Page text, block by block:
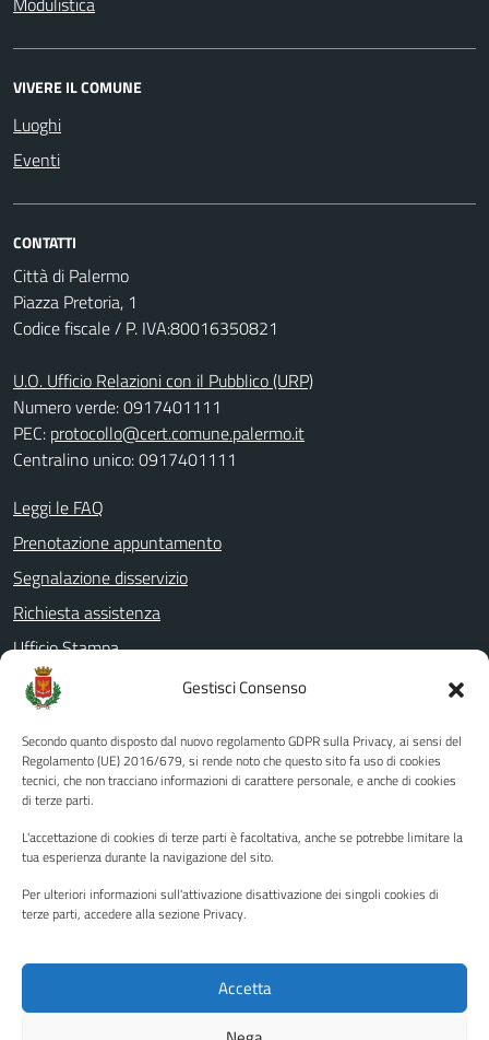
Gestisci Consenso
Secondo quanto disposto dal nuovo regolamento GDPR sulla Privacy, ai sensi del
Regolamento (UE) 2016/679, si rende noto che questo sito fa uso di cookies
tecnici, che non tracciano informazioni di carattere personale, e anche di cookies
di terze parti.
L'accettazione di cookies di terze parti è facoltativa, anche se potrebbe limitare la
tua esperienza durante la navigazione del sito.
Per ulteriori informazioni sull'attivazione disattivazione dei singoli cookies di
terze parti, accedere alla sezione Privacy.
Accetta
VIVERE IL COMUNE
Luoghi
Eventi
CONTATTI
Città di Palermo
Piazza Pretoria, 1
Codice fiscale / P. IVA:80016350821
U.O. Ufficio Relazioni con il Pubblico (URP)
Numero verde: 0917401111
PEC: protocollo@cert.comune.palermo.it
Centralino unico: 0917401111
Leggi le FAQ
Prenotazione appuntamento
Segnalazione disservizio
Richiesta assistenza
Ufficio Stampa
Amministrazione Trasparente
Albo pretorio
Informativa privacy
Note legali
Piano di miglioramento del sito
Instagram